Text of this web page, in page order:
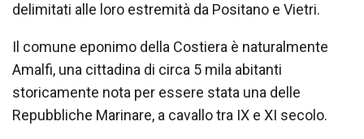
delimitati alle loro estremità da Positano e Vietri.
Il comune eponimo della Costiera è naturalmente
Amalfi, una cittadina di circa 5 mila abitanti
storicamente nota per essere stata una delle
Repubbliche Marinare, a cavallo tra IX e XI secolo.